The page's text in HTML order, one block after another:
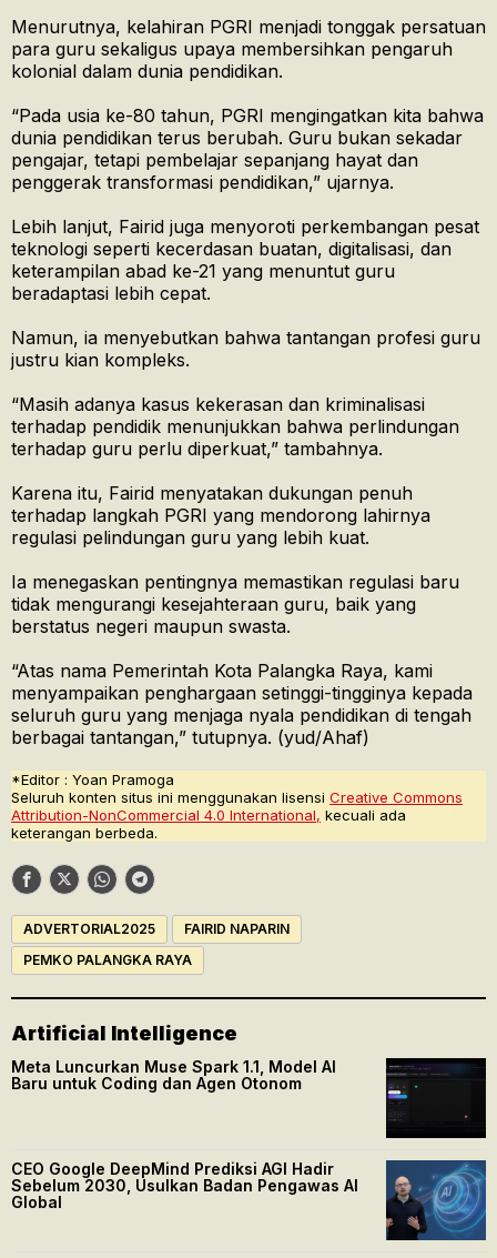
Menurutnya, kelahiran PGRI menjadi tonggak persatuan
para guru sekaligus upaya membersihkan pengaruh
kolonial dalam dunia pendidikan.
“Pada usia ke-80 tahun, PGRI mengingatkan kita bahwa
dunia pendidikan terus berubah. Guru bukan sekadar
pengajar, tetapi pembelajar sepanjang hayat dan
penggerak transformasi pendidikan,” ujarnya.
Lebih lanjut, Fairid juga menyoroti perkembangan pesat
teknologi seperti kecerdasan buatan, digitalisasi, dan
keterampilan abad ke-21 yang menuntut guru
beradaptasi lebih cepat.
Namun, ia menyebutkan bahwa tantangan profesi guru
justru kian kompleks.
“Masih adanya kasus kekerasan dan kriminalisasi
terhadap pendidik menunjukkan bahwa perlindungan
terhadap guru perlu diperkuat,” tambahnya.
Karena itu, Fairid menyatakan dukungan penuh
terhadap langkah PGRI yang mendorong lahirnya
regulasi pelindungan guru yang lebih kuat.
Ia menegaskan pentingnya memastikan regulasi baru
tidak mengurangi kesejahteraan guru, baik yang
berstatus negeri maupun swasta.
“Atas nama Pemerintah Kota Palangka Raya, kami
menyampaikan penghargaan setinggi-tingginya kepada
seluruh guru yang menjaga nyala pendidikan di tengah
berbagai tantangan,” tutupnya. (yud/Ahaf)
*Editor : Yoan Pramoga
Seluruh konten situs ini menggunakan lisensi Creative Commons
Attribution-NonCommercial 4.0 International, kecuali ada
keterangan berbeda.
ADVERTORIAL2025
FAIRID NAPARIN
PEMKO PALANGKA RAYA
Artificial Intelligence
Meta Luncurkan Muse Spark 1.1, Model AI
Baru untuk Coding dan Agen Otonom
CEO Google DeepMind Prediksi AGI Hadir
Sebelum 2030, Usulkan Badan Pengawas AI
Global